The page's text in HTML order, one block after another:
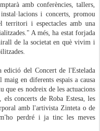
amb conferències, tallers,
i concerts, promou
territori i espectacles amb una
A més, ha estat forjada
de la societat en què vivim i
del Concert de l'Estelada
en diferents espais a causa
es nodreix de les actuacions
concerts de Roba Estesa, les
amb l'artivista Zinteta o de
perdré i ja tinc les meves